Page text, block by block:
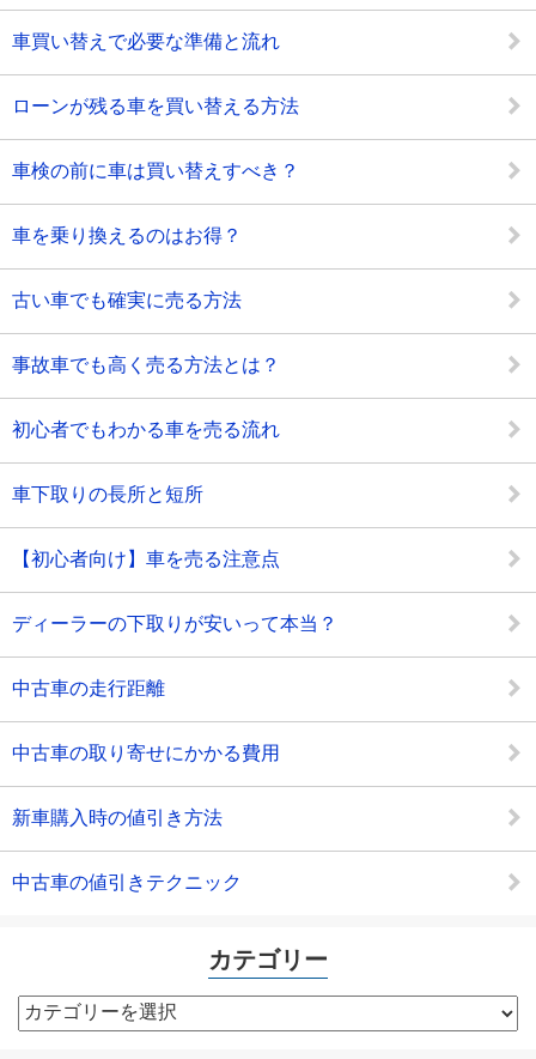
車買い替えで必要な準備と流れ
ローンが残る車を買い替える方法
車検の前に車は買い替えすべき？
車を乗り換えるのはお得？
古い車でも確実に売る方法
事故車でも高く売る方法とは？
初心者でもわかる車を売る流れ
車下取りの長所と短所
【初心者向け】車を売る注意点
ディーラーの下取りが安いって本当？
中古車の走行距離
中古車の取り寄せにかかる費用
新車購入時の値引き方法
中古車の値引きテクニック
カテゴリー
カ
テ